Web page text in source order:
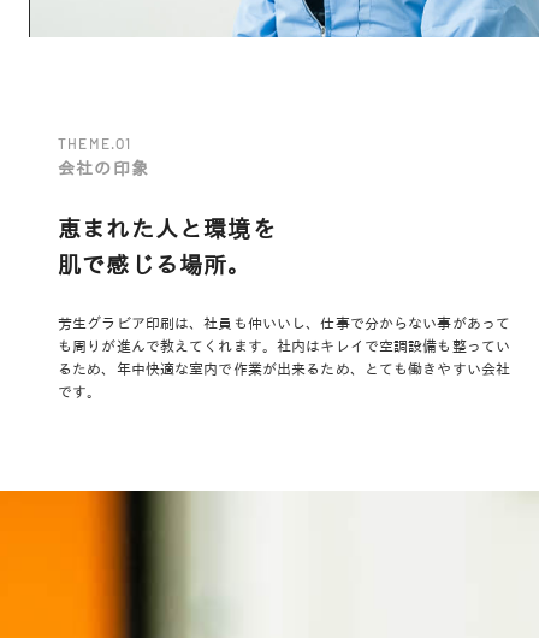
THEME.O1
会社の印象
恵まれた人と環境を
肌で感じる場所。
芳生グラビア印刷は、社員も仲いいし、仕事で分からない事があって
も周りが進んで教えてくれます。社内はキレイで空調設備も整ってい
るため、年中快適な室内で作業が出来るため、とても働きやすい会社
です。